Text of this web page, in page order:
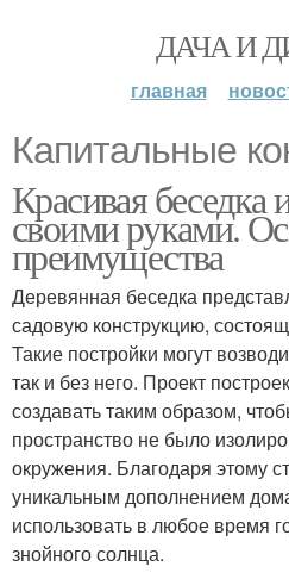
ДАЧА И
главная
Капитальные
Красивая беседка
своими руками.
преимущества
Деревянная беседка
садовую конструкцию,
Такие постройки могут
так и без него. Проект
создавать таким образом,
пространство не было
окружения. Благодаря этому
уникальным дополнением
использовать в любое время
знойного солнца.